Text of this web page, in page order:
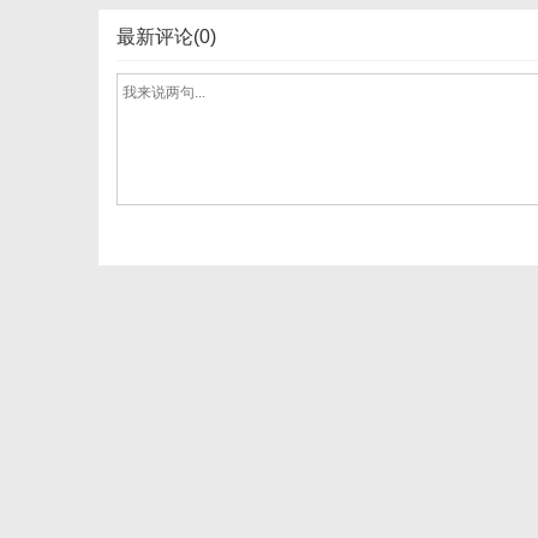
最新评论(0)